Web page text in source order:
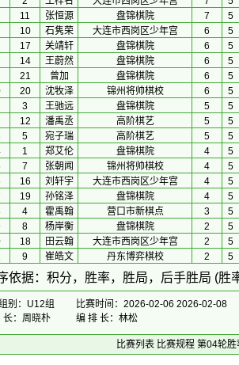
11 张恒源 盘锦棋院 7
5
10 石隽荣 大连市西岗区少年宫 6
5
17 关靖轩 盘锦棋院 6
5
14 王蔚然 盘锦棋院 6
5
21 曾加 盘锦棋院 6
5
20 沈牧泽 锦州将帅棋校 6
5
3 王驰远 盘锦棋院 5
5
12 潘禹丞 高阶棋艺 5
5
5 宛子瑞 高阶棋艺 5
5
1 郑艾伦 盘锦棋院 4
5
7 张朝闻 锦州将帅棋校 4
5
16 刘轩宇 大连市西岗区少年宫 4
5
19 孙铭泽 盘锦棋院 4
5
4 霍禹翰 营口市新棋点 3
5
8 杨岸衡 盘锦棋院 2
5
18 田云翰 大连市西岗区少年宫 2
5
9 崔皓文 丹东博弈棋校 2 5
依据：积分，胜率，胜局，后手胜局 (胜
别：U12组
比赛时间：2026-02-06 2026-02-08
长：周晓朴
编 排 长：林松
比赛列表 比赛规程 第04轮胜